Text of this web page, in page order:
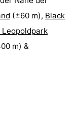
(±60 m), Black
Leopoldpark
m) &